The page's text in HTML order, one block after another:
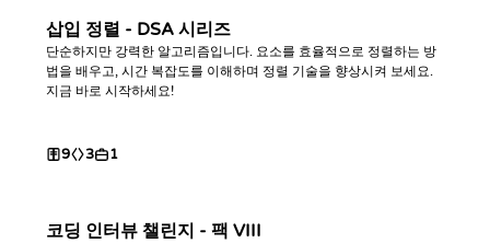
삽입 정렬 - DSA 시리즈
단순하지만 강력한 알고리즘입니다. 요소를 효율적으로 정렬하는 방
법을 배우고, 시간 복잡도를 이해하며 정렬 기술을 향상시켜 보세요.
지금 바로 시작하세요!
9 3 1
코딩 인터뷰 챌린지 - 팩 VIII